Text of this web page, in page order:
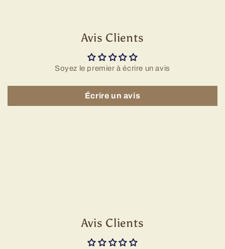
Avis Clients
Soyez le premier à écrire un avis
Écrire un avis
Avis Clients